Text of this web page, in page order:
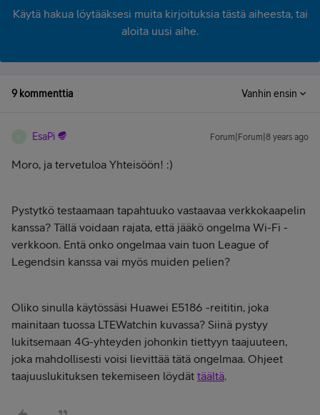
Käytä hakua löytääksesi muita kirjoituksia tästä aiheesta, tai
aloita uusi aihe.
9 kommenttia Vanhin ensin
EsaPi Forum|Forum|8 years ago
Moro, ja tervetuloa Yhteisöön! :)
Pystytkö testaamaan tapahtuuko vastaavaa verkkokaapelin
kanssa? Tällä voidaan rajata, että jääkö ongelma Wi-Fi -
verkkoon. Entä onko ongelmaa vain tuon League of
Legendsin kanssa vai myös muiden pelien?
Oliko sinulla käytössäsi Huawei E5186 -reititin, joka
mainitaan tuossa LTEWatchin kuvassa? Siinä pystyy
lukitsemaan 4G-yhteyden johonkin tiettyyn taajuuteen,
joka mahdollisesti voisi lievittää tätä ongelmaa. Ohjeet
taajuuslukituksen tekemiseen löydät täältä.